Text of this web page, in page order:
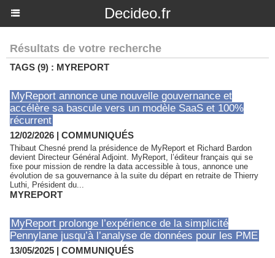
Decideo.fr
Résultats de votre recherche
TAGS (9) : MYREPORT
MyReport annonce une nouvelle gouvernance et
accélère sa bascule vers un modèle SaaS et 100%
récurrent
12/02/2026 | COMMUNIQUÉS
Thibaut Chesné prend la présidence de MyReport et Richard Bardon
devient Directeur Général Adjoint. MyReport, l’éditeur français qui se
fixe pour mission de rendre la data accessible à tous, annonce une
évolution de sa gouvernance à la suite du départ en retraite de Thierry
Luthi, Président du...
MYREPORT
MyReport prolonge l’expérience de la simplicité
Pennylane jusqu’à l’analyse de données pour les PME
13/05/2025 | COMMUNIQUÉS